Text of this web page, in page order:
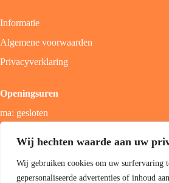
Wij hechten waarde aan uw
Wij gebruiken cookies om uw surfervaring
gepersonaliseerde advertenties of inhoud
Informatie
Algemene voorwaarden
Privacyverklaring
Openingsuren
ma: gesloten
zon; gesloten